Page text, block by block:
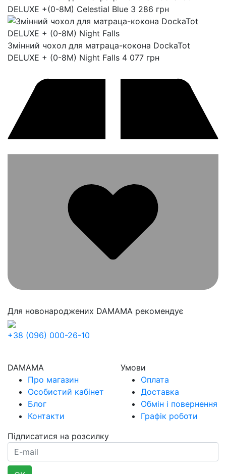
DELUXE +(0-8M) Celestial Blue 3 286 грн
Змінний чохол для матраца-кокона DockaTot
DELUXE + (0-8M) Night Falls 4 077 грн
Для новонароджених DAMAMA рекомендує
+38 (096) 000-26-10
DAMAMA
Про магазин
Особистий кабінет
Блог
Контакти
Умови
Оплата
Доставка
Обмін і повернення
Графік роботи
Підписатися на розсилку
E-mail